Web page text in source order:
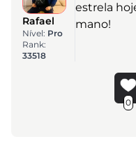
Rafael
Nível: Pro
Rank:
33518
estrela
mano!
0